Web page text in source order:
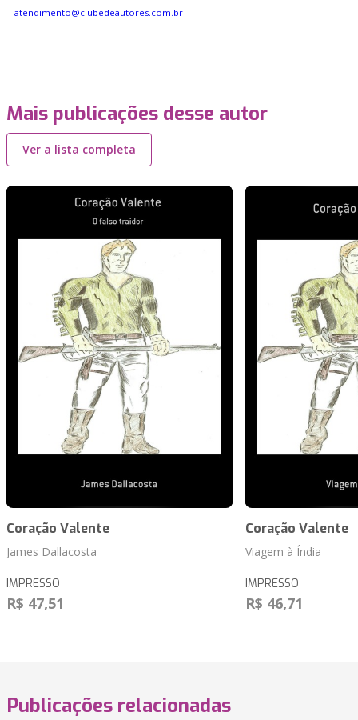
atendimento@clubedeautores.com.br
Mais publicações desse autor
Ver a lista completa
Coração Valente
James Dallacosta
IMPRESSO
R$ 47,51
Coração Valente
Viagem à Índia
IMPRESSO
R$ 46,71
Publicações relacionadas